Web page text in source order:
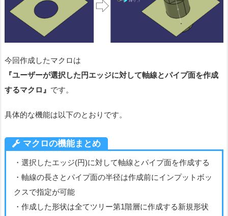
今回作成したマクロは
『ユーザーが選択した円エッジに対して軸線とパイプ面を作成
するマクロ』 です。
具体的な機能は以下のとおりです。
マクロの機能まとめ
・選択したエッジ(円)に対して軸線とパイプ面を作成する
・軸線の長さとパイプ面の半径は作成前にインプットボッ
クスで指定が可能
・作成した形状は全てツリー第1階層に作成する新規形状